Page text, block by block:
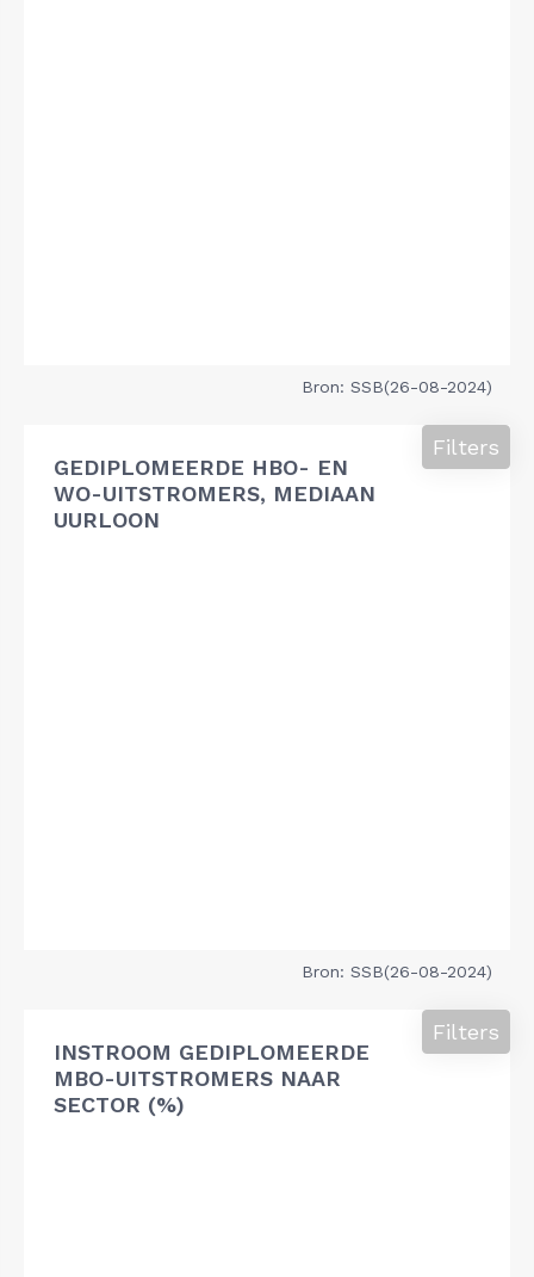
Bron: SSB(26-08-2024)
GEDIPLOMEERDE HBO- EN
WO-UITSTROMERS, MEDIAAN
UURLOON
Filters
Bron: SSB(26-08-2024)
INSTROOM GEDIPLOMEERDE
MBO-UITSTROMERS NAAR
SECTOR (%)
Filters